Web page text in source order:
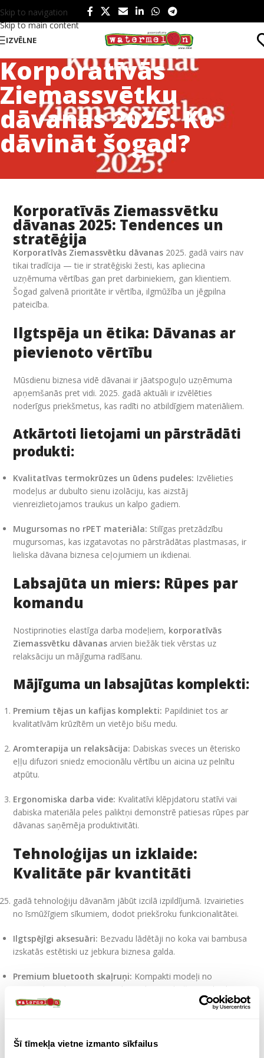
Šī tīmekļa vietne izmanto sīkfailus
Skip to navigation
Skip to main content
IZVĒLNE
Korporatīvās
Ziemassvētku
dāvanas 2025: Ko
dāvināt šogad?
Korporatīvās Ziemassvētku
dāvanas 2025: Tendences un
stratēģija
Korporatīvās Ziemassvētku dāvanas 2025. gadā vairs nav
tikai tradīcija — tie ir stratēģiski žesti, kas apliecina
uzņēmuma vērtības gan pret darbiniekiem, gan klientiem.
Šogad galvenā prioritāte ir vērtība, ilgmūžība un jēgpilna
pateicība.
Ilgtspēja un ētika: Dāvanas ar
pievienoto vērtību
Mūsdienu biznesa vidē dāvanai ir jāatspoguļo uzņēmuma
apņemšanās pret vidi. 2025. gadā aktuāli ir izvēlēties
noderīgus priekšmetus, kas radīti no atbildīgiem materiāliem.
Atkārtoti lietojami un pārstrādāti
produkti:
Kvalitatīvas termokrūzes un ūdens pudeles: Izvēlieties
modeļus ar dubulto sienu izolāciju, kas aizstāj
vienreizlietojamos traukus un kalpo gadiem.
Mugursomas no rPET materiāla: Stilīgas pretzādzību
mugursomas, kas izgatavotas no pārstrādātas plastmasas, ir
lieliska dāvana biznesa ceļojumiem un ikdienai.
Labsajūta un miers: Rūpes par
komandu
Nostiprinoties elastīga darba modeļiem, korporatīvās
Ziemassvētku dāvanas arvien biežāk tiek vērstas uz
relaksāciju un mājīguma radīšanu.
Mājīguma un labsajūtas komplekti:
Premium tējas un kafijas komplekti: Papildiniet tos ar
kvalitatīvām krūzītēm un vietējo bišu medu.
Aromterapija un relaksācija: Dabiskas sveces un ēterisko
eļļu difuzori sniedz emocionālu vērtību un aicina uz pelnītu
atpūtu.
Ergonomiska darba vide: Kvalitatīvi klēpjdatoru statīvi vai
dabiska materiāla peles paliktņi demonstrē patiesas rūpes par
dāvanas saņēmēja produktivitāti.
Tehnoloģijas un izklaide:
Kvalitāte pār kvantitāti
gadā tehnoloģiju dāvanām jābūt izcilā izpildījumā. Izvairieties
no īsmūžīgiem sīkumiem, dodot priekšroku funkcionalitātei.
Ilgtspējīgi aksesuāri: Bezvadu lādētāji no koka vai bambusa
izskatās estētiski uz jebkura biznesa galda.
Premium bluetooth skaļruņi: Kompakti modeļi no
pārstrādāta alumīnija vai auduma, kas nodrošina izcilu skaņas
kvalitāti.
panākumu faktors